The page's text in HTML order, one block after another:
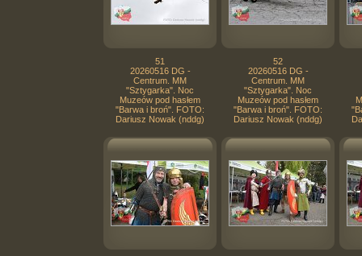
51
20260516 DG -
Centrum. MM
"Sztygarka". Noc
Muzeów pod hasłem
"Barwa i broń". FOTO:
Dariusz Nowak (nddg)
52
20260516 DG -
Centrum. MM
"Sztygarka". Noc
Muzeów pod hasłem
"Barwa i broń". FOTO:
Dariusz Nowak (nddg)